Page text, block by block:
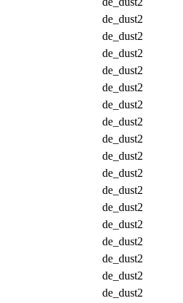
de_dust2
de_dust2
de_dust2
de_dust2
de_dust2
de_dust2
de_dust2
de_dust2
de_dust2
de_dust2
de_dust2
de_dust2
de_dust2
de_dust2
de_dust2
de_dust2
de_dust2